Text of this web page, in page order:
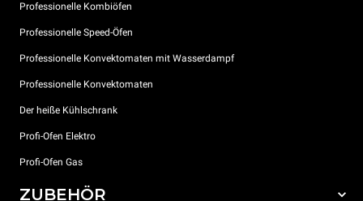
Professionelle Kombiöfen
Professionelle Speed-Öfen
Professionelle Konvektomaten mit Wasserdampf
Professionelle Konvektomaten
Der heiße Kühlschrank
Profi-Ofen Elektro
Profi-Ofen Gas
ZUBEHÖR